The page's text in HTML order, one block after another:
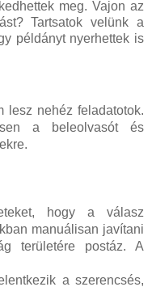
meg. Vajon az
Tartsatok velünk a
példányt nyerhettek is
lesz nehéz feladatotok.
a beleolvasót és
hogy a válasz
manuálisan javítani
területére postáz. A
a szerencsés,